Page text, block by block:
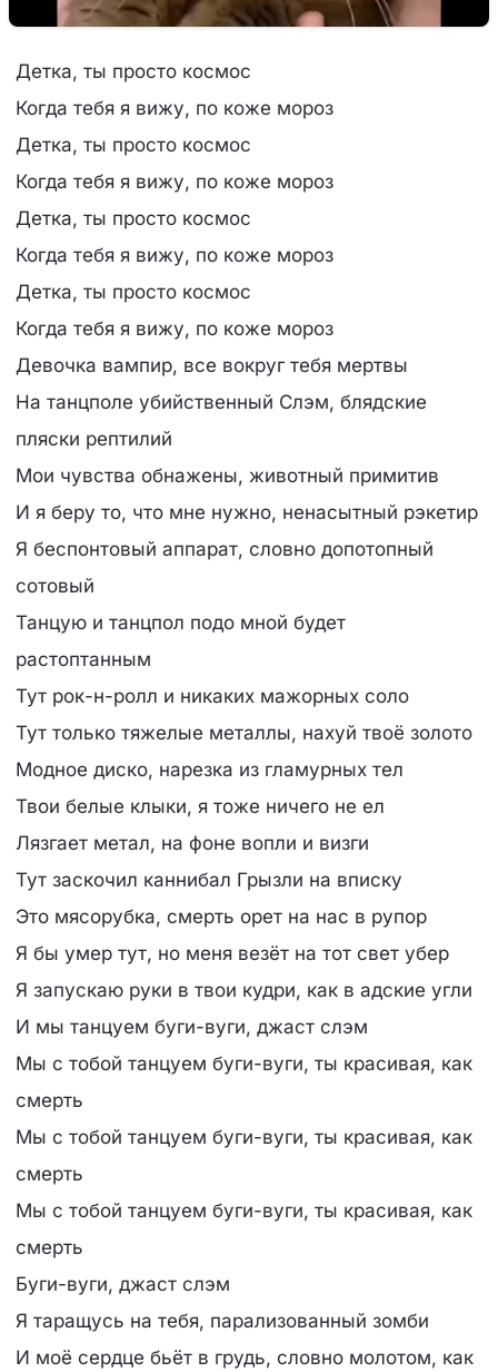
Детка, ты просто космос
Когда тебя я вижу, по коже мороз
Детка, ты просто космос
Когда тебя я вижу, по коже мороз
Детка, ты просто космос
Когда тебя я вижу, по коже мороз
Детка, ты просто космос
Когда тебя я вижу, по коже мороз
Девочка вампир, все вокруг тебя мертвы
На танцполе убийственный Слэм, блядские
пляски рептилий
Мои чувства обнажены, животный примитив
И я беру то, что мне нужно, ненасытный рэкетир
Я беспонтовый аппарат, словно допотопный
сотовый
Танцую и танцпол подо мной будет
растоптанным
Тут рок-н-ролл и никаких мажорных соло
Тут только тяжелые металлы, нахуй твоё золото
Модное диско, нарезка из гламурных тел
Твои белые клыки, я тоже ничего не ел
Лязгает метал, на фоне вопли и визги
Тут заскочил каннибал Грызли на вписку
Это мясорубка, смерть орет на нас в рупор
Я бы умер тут, но меня везёт на тот свет убер
Я запускаю руки в твои кудри, как в адские угли
И мы танцуем буги-вуги, джаст слэм
Мы с тобой танцуем буги-вуги, ты красивая, как
смерть
Мы с тобой танцуем буги-вуги, ты красивая, как
смерть
Мы с тобой танцуем буги-вуги, ты красивая, как
смерть
Буги-вуги, джаст слэм
Я таращусь на тебя, парализованный зомби
И моё сердце бьёт в грудь, словно молотом, как